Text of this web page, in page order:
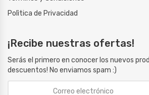
Polìtica de Privacidad
¡Recibe nuestras ofertas!
Serás el primero en conocer los nuevos
descuentos! No enviamos spam :)